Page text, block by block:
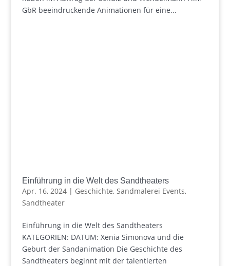
GbR beeindruckende Animationen für eine...
Einführung in die Welt des Sandtheaters
Apr. 16, 2024| Geschichte, Sandmalerei Events,
Sandtheater
Einführung in die Welt des Sandtheaters
KATEGORIEN: DATUM: Xenia Simonova und die
Geburt der Sandanimation Die Geschichte des
Sandtheaters beginnt mit der talentierten